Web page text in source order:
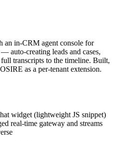
an in-CRM agent console for
auto-creating leads and cases,
transcripts to the timeline. Built,
as a per-tenant extension.
widget (lightweight JS snippet)
real-time gateway and streams